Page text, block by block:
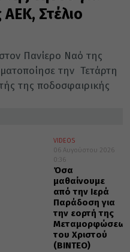
Στέλιο
Πανίερο Ναό της
την Τετάρτη
της ποδοσφαιρικής
VIDEOS
06 Αυγούστου 2026
0:36
Όσα
μαθαίνουμε
από την Ιερά
Παράδοση για
την εορτή της
Μεταμορφώσεως
του Χριστού
(ΒΙΝΤΕΟ)